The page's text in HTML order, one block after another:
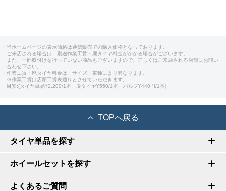
・当ホームページの表示価格は通信販売での購入価格となっております。
ご来店される場合は、別途作業工賃・廃タイヤ料金がかかる場合がございます。
また、一部取付けを行っていない商品もございますので、詳しくはご来店される店舗にお問い
合わせ下さい。
・作業工賃・廃タイヤ料金は、サイズ・車種により異なります。
※作業工賃は店頭工賃表通りとさせていただきます。
目安:(タイヤ単品¥2,200/1本、廃タイヤ¥550/1本、バルブ¥440円/1本)
TOPへ戻る
タイヤ単品を探す
ホイールセットを探す
よくあるご質問